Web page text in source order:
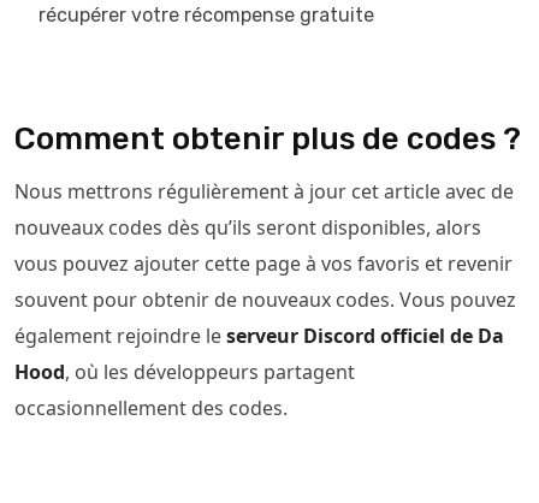
récupérer votre récompense gratuite
Comment obtenir plus de codes ?
Nous mettrons régulièrement à jour cet article avec de
nouveaux codes dès qu’ils seront disponibles, alors
vous pouvez ajouter cette page à vos favoris et revenir
souvent pour obtenir de nouveaux codes. Vous pouvez
également rejoindre leserveur Discord officiel de Da
Hood, où les développeurs partagent
occasionnellement des codes.